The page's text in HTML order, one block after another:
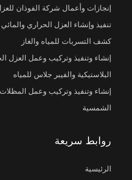
إنجازات وأعمال شركة الفوذان
تنفيذ وإنشاء العزل الحراري والمائي
كشف التسربات للمياه والغاز
إنشاء وتنفيذ وتركيب وعمل العزل
البلاستيكية والفيبر جلاس للمياه
إنشاء وتنفيذ وتركيب وعمل
الشمسية
روابط سريعة
الرئيسية